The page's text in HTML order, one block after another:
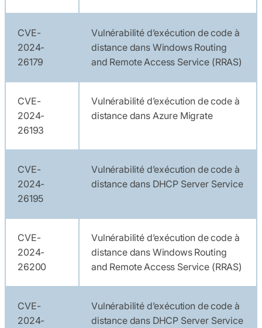
CVE-
2024-
26179
Vulnérabilité d’exécution de code à
distance dans Windows Routing
and Remote Access Service (RRAS)
CVE-
2024-
26193
Vulnérabilité d’exécution de code à
distance dans Azure Migrate
CVE-
2024-
26195
Vulnérabilité d’exécution de code à
distance dans DHCP Server Service
CVE-
2024-
26200
Vulnérabilité d’exécution de code à
distance dans Windows Routing
and Remote Access Service (RRAS)
CVE-
2024-
Vulnérabilité d’exécution de code à
distance dans DHCP Server Service